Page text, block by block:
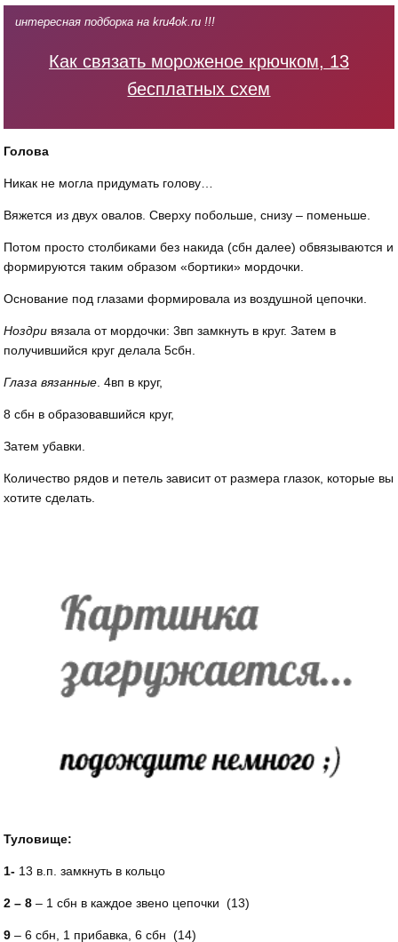
интересная подборка на kru4ok.ru !!!
Как связать мороженое крючком, 13
бесплатных схем
Голова
Никак не могла придумать голову…
Вяжется из двух овалов. Сверху побольше, снизу – поменьше.
Потом просто столбиками без накида (сбн далее) обвязываются и
формируются таким образом «бортики» мордочки.
Основание под глазами формировала из воздушной цепочки.
Ноздри вязала от мордочки: 3вп замкнуть в круг. Затем в
получившийся круг делала 5сбн.
Глаза вязанные . 4вп в круг,
8 сбн в образовавшийся круг,
Затем убавки.
Количество рядов и петель зависит от размера глазок, которые вы
хотите сделать.
Туловище:
1- 13 в.п. замкнуть в кольцо
2 – 8 – 1 сбн в каждое звено цепочки (13)
9 – 6 сбн, 1 прибавка, 6 сбн (14)